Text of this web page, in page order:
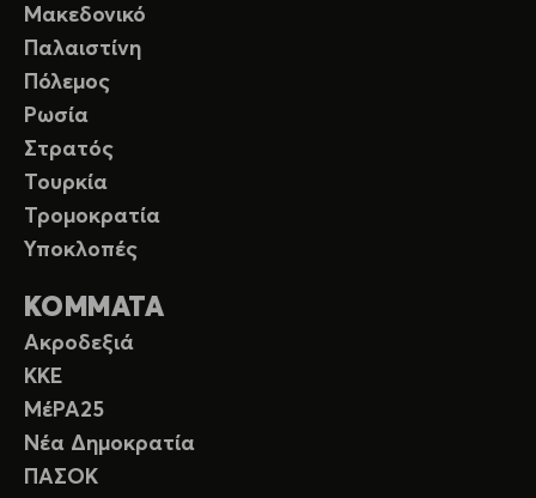
Μακεδονικό
Παλαιστίνη
Πόλεμος
Ρωσία
Στρατός
Τουρκία
Τρομοκρατία
Υποκλοπές
ΚΟΜΜΑΤΑ
Ακροδεξιά
ΚΚΕ
ΜέΡΑ25
Νέα Δημοκρατία
ΠΑΣΟΚ